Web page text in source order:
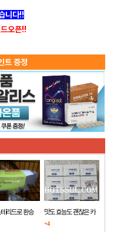
니다!!
오픈!!
트 증정
리드로 환승
맛도 효능도 괜찮은 카
마그라
+4